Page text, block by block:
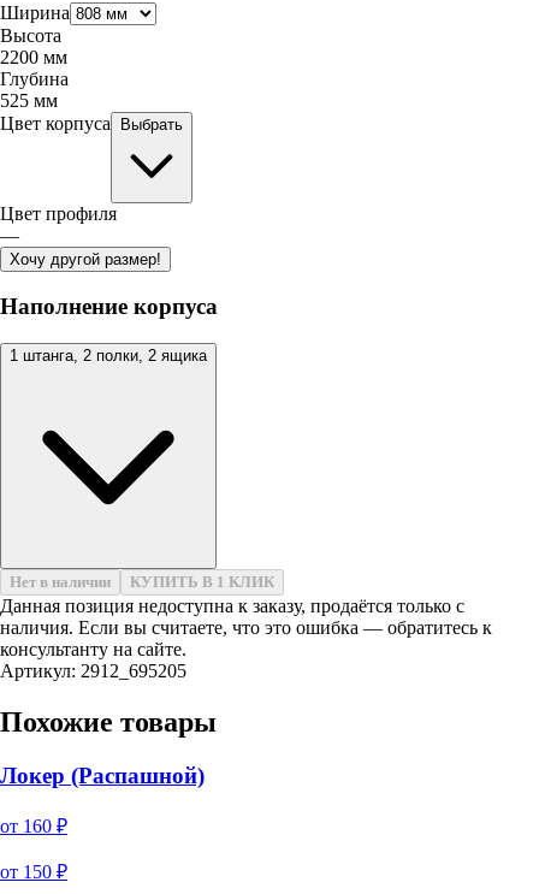
Ширина
Высота
2200 мм
Глубина
525 мм
Цвет корпуса
Выбрать
Цвет профиля
—
Хочу другой размер!
Наполнение корпуса
1 штанга, 2 полки, 2 ящика
Нет в наличии КУПИТЬ В 1 КЛИК
Данная позиция недоступна к заказу, продаётся только с
наличия. Если вы считаете, что это ошибка — обратитесь к
консультанту на сайте.
Артикул: 2912_695205
Похожие товары
Локер (Распашной)
от 160 ₽
от 150 ₽